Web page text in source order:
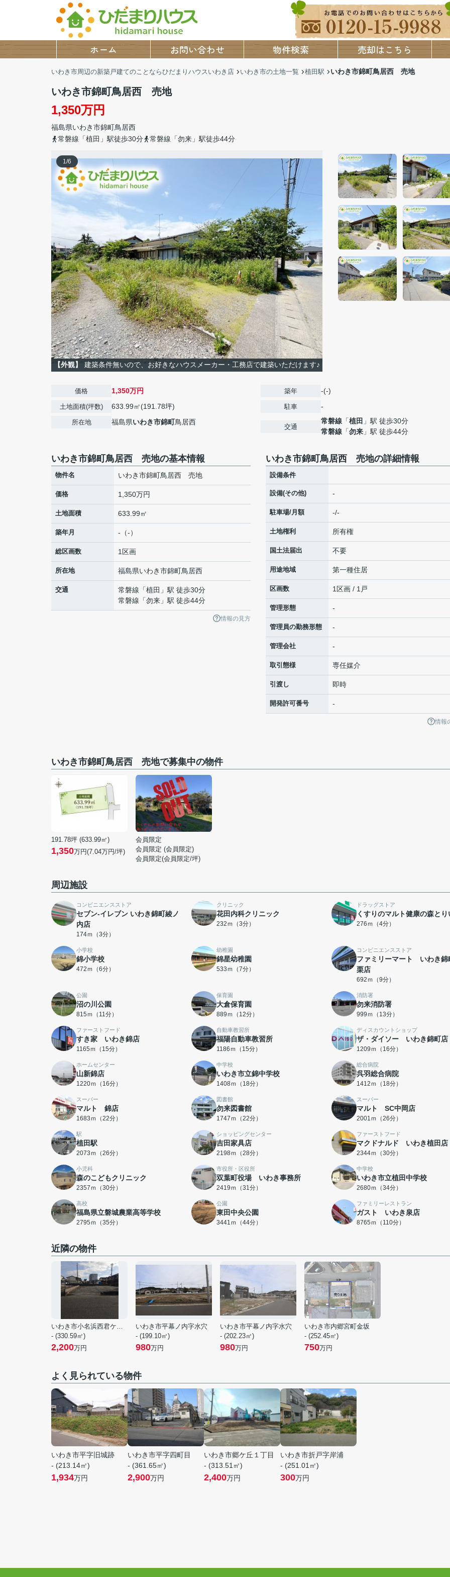
ホーム お問い合わせ 物件検索 売却はこちら
いわき市周辺の新築戸建てのことならひだまりハウスいわき店 いわき市の土地一覧 植田駅 いわき市錦町鳥居西 売地
いわき市錦町鳥居西 売地
1,350万円
福島県いわき市錦町鳥居西
常磐線「植田」駅徒歩30分
常磐線「勿来」駅徒歩44分
1/6
【外観】 建築条件無いので、お好きなハウスメーカー・工務店で建築いただけます♪
価格 1,350万円
土地面積(坪数) 633.99㎡(191.78坪)
所在地 福島県いわき市錦町鳥居西
築年 -(-)
駐車 -
交通
常磐線 「植田 」駅 徒歩30分
常磐線 「勿来 」駅 徒歩44分
いわき市錦町鳥居西 売地の基本情報
物件名 いわき市錦町鳥居西 売地
価格 1,350万円
土地面積 633.99㎡
築年月 -（-）
総区画数 1区画
所在地 福島県いわき市錦町鳥居西
交通 常磐線 「植田 」駅 徒歩30分
常磐線 「勿来 」駅 徒歩44分
情報の見方
いわき市錦町鳥居西 売地の詳細情報
設備条件
設備(その他) -
駐車場/月額 -/-
土地権利 所有権
国土法届出 不要
用途地域 第一種住居
区画数 1区画 / 1戸
管理形態 -
管理員の勤務形態 -
管理会社 -
取引態様 専任媒介
引渡し 即時
開発許可番号 -
情報
いわき市錦町鳥居西 売地で募集中の物件
191.78坪 (633.99㎡)
1,350万円(7.04万円/坪)
会員限定
会員限定 (会員限定)
会員限定(会員限定/坪)
周辺施設
コンビニエンスストア
セブン-イレブン いわき錦町綾ノ
内店
174ｍ（3分）
クリニック
花田内科クリニック
232ｍ（3分）
ドラッグストア
くすりのマルト健康の森とり
276ｍ（4分）
小学校
錦小学校
472ｍ（6分）
幼稚園
錦星幼稚園
533ｍ（7分）
コンビニエンスストア
ファミリーマート いわき錦
栗店
692ｍ（9分）
公園
沼の川公園
815ｍ（11分）
保育園
大倉保育園
889ｍ（12分）
消防署
勿来消防署
999ｍ（13分）
ファーストフード
すき家 いわき錦店
1165ｍ（15分）
自動車教習所
福陽自動車教習所
1186ｍ（15分）
ディスカウントショップ
ザ・ダイソー いわき錦町店
1209ｍ（16分）
ホームセンター
山新錦店
1220ｍ（16分）
中学校
いわき市立錦中学校
1408ｍ（18分）
総合病院
呉羽総合病院
1412ｍ（18分）
スーパー
マルト 錦店
1683ｍ（22分）
図書館
勿来図書館
1747ｍ（22分）
スーパー
マルト SC中岡店
2001ｍ（26分）
駅
植田駅
2073ｍ（26分）
ショッピングセンター
吉田家具店
2198ｍ（28分）
ファーストフード
マクドナルド いわき植田店
2344ｍ（30分）
小児科
森のこどもクリニック
2357ｍ（30分）
市役所・区役所
双葉町役場 いわき事務所
2419ｍ（31分）
中学校
いわき市立植田中学校
2680ｍ（34分）
高校
福島県立磐城農業高等学校
2795ｍ（35分）
公園
東田中央公園
3441ｍ（44分）
ファミリーレストラン
ガスト いわき泉店
8765ｍ（110分）
近隣の物件
いわき市小名浜西君ケ塚町
- (330.59㎡)
2,200万円
いわき市平幕ノ内字水穴
- (199.10㎡)
980万円
いわき市平幕ノ内字水穴
- (202.23㎡)
980万円
いわき市内郷宮町金坂
- (252.45㎡)
750万円
よく見られている物件
いわき市平字旧城跡
- (213.14㎡)
1,934万円
いわき市平字四町目
- (361.65㎡)
2,900万円
いわき市郷ケ丘１丁目
- (313.51㎡)
2,400万円
いわき市折戸字岸浦
- (251.01㎡)
300万円